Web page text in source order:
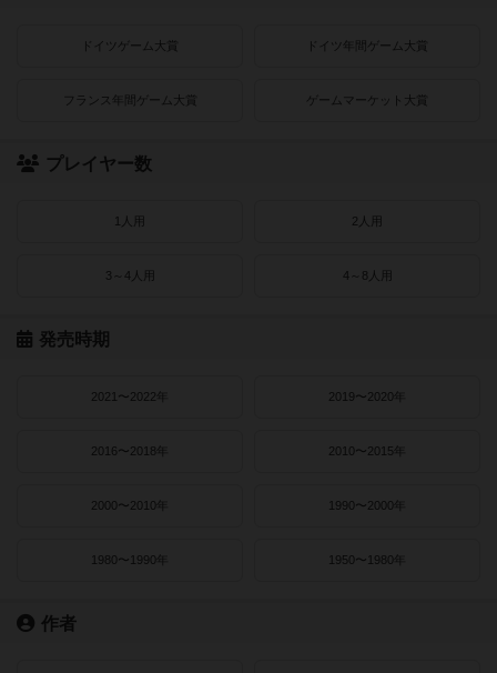
ドイツゲーム大賞 ドイツ年間ゲーム大賞
フランス年間ゲーム大賞 ゲームマーケット大賞
プレイヤー数
1人用 2人用
3～4人用 4～8人用
発売時期
2021〜2022年 2019〜2020年
2016〜2018年 2010〜2015年
2000〜2010年 1990〜2000年
1980〜1990年 1950〜1980年
作者